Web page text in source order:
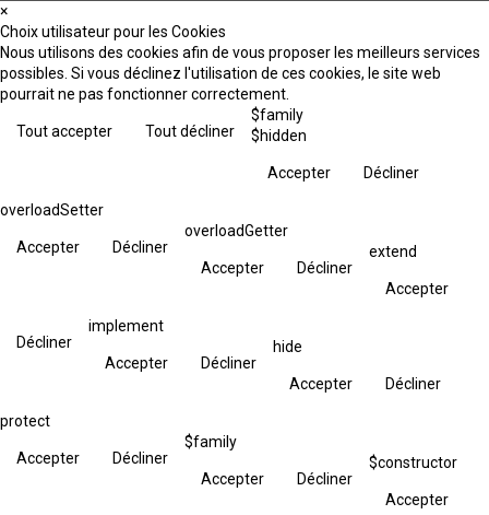
×
Choix utilisateur pour les Cookies
Nous utilisons des cookies afin de vous proposer les meilleurs services
possibles. Si vous déclinez l'utilisation de ces cookies, le site web
pourrait ne pas fonctionner correctement.
Tout accepter Tout décliner
$family
$hidden
Accepter Décliner
overloadSetter
Accepter Décliner
overloadGetter
Accepter Décliner
extend
Accepter
Décliner
implement
Accepter Décliner
hide
Accepter Décliner
protect
Accepter Décliner
$family
Accepter Décliner
$constructor
Accepter